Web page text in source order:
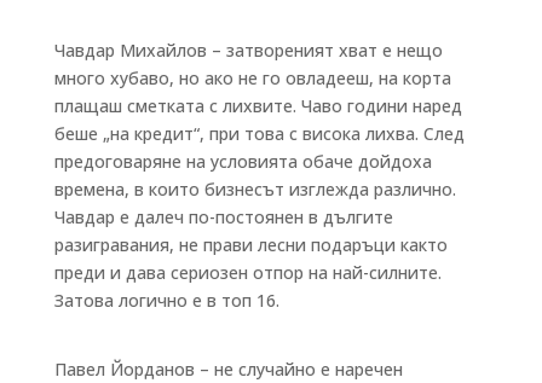
Чавдар Михайлов – затвореният хват е нещо
много хубаво, но ако не го овладееш, на корта
плащаш сметката с лихвите. Чаво години наред
беше „на кредит“, при това с висока лихва. След
предоговаряне на условията обаче дойдоха
времена, в които бизнесът изглежда различно.
Чавдар е далеч по-постоянен в дългите
разигравания, не прави лесни подаръци както
преди и дава сериозен отпор на най-силните.
Затова логично е в топ 16.
Павел Йорданов – не случайно е наречен